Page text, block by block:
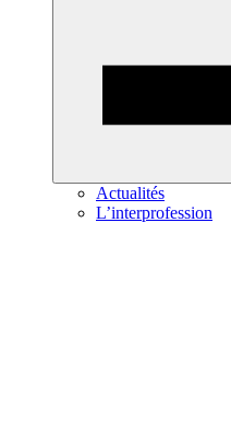
Actualités
L’interprofession